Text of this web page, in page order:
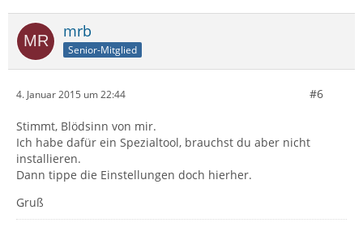
mrb
Senior-Mitglied
4. Januar 2015 um 22:44 #6
Stimmt, Blödsinn von mir.
Ich habe dafür ein Spezialtool, brauchst du aber nicht
installieren.
Dann tippe die Einstellungen doch hierher.
Gruß